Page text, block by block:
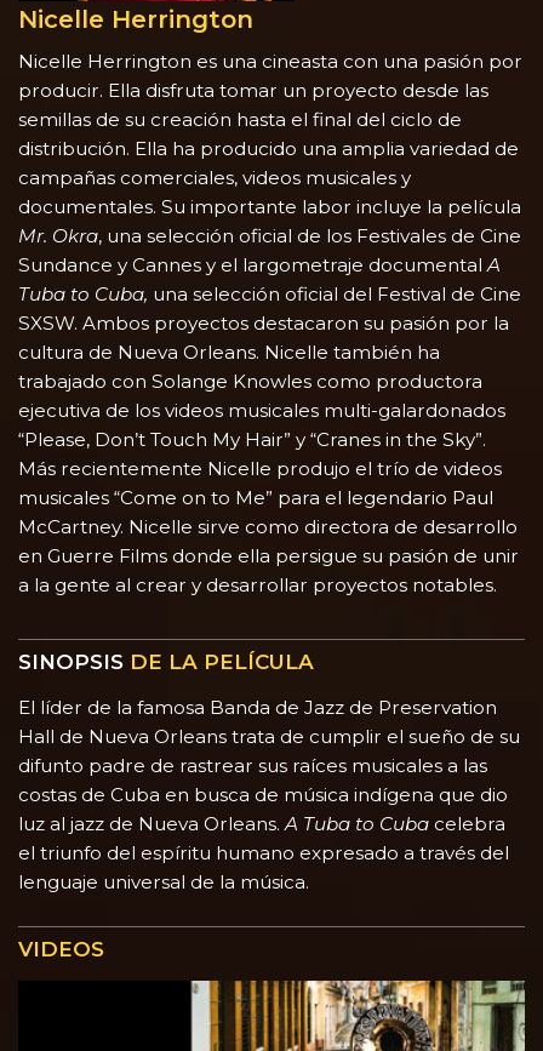
Nicelle Herrington
Nicelle Herrington es una cineasta con una pasión por
producir. Ella disfruta tomar un proyecto desde las
semillas de su creación hasta el final del ciclo de
distribución. Ella ha producido una amplia variedad de
campañas comerciales, videos musicales y
documentales. Su importante labor incluye la película
Mr. Okra, una selección oficial de los Festivales de Cine
Sundance y Cannes y el largometraje documentalA
Tuba to Cuba, una selección oficial del Festival de Cine
SXSW. Ambos proyectos destacaron su pasión por la
cultura de Nueva Orleans. Nicelle también ha
trabajado con Solange Knowles como productora
ejecutiva de los videos musicales multi-galardonados
“Please, Don’t Touch My Hair” y “Cranes in the Sky”.
Más recientemente Nicelle produjo el trío de videos
musicales “Come on to Me” para el legendario Paul
McCartney. Nicelle sirve como directora de desarrollo
en Guerre Films donde ella persigue su pasión de unir
a la gente al crear y desarrollar proyectos notables.
SINOPSIS DE LA PELÍCULA
El líder de la famosa Banda de Jazz de Preservation
Hall de Nueva Orleans trata de cumplir el sueño de su
difunto padre de rastrear sus raíces musicales a las
costas de Cuba en busca de música indígena que dio
luz al jazz de Nueva Orleans.A Tuba to Cuba celebra
el triunfo del espíritu humano expresado a través del
lenguaje universal de la música.
VIDEOS